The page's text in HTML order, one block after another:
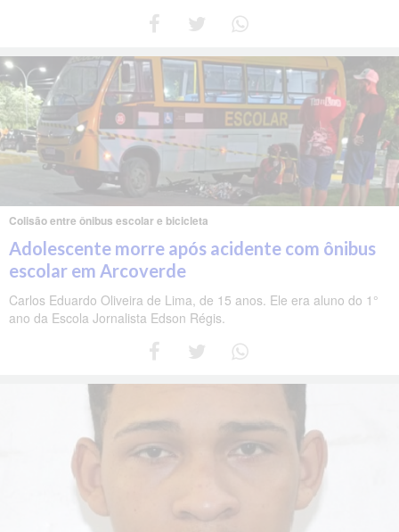
Colisão entre ônibus escolar e bicicleta
Adolescente morre após acidente com ônibus
escolar em Arcoverde
Carlos Eduardo Oliveira de Lima, de 15 anos. Ele era aluno do 1°
ano da Escola Jornalista Edson Régis.